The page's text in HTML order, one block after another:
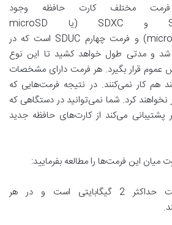
طور کلی 4 فرمت مختلف کارت حافظه وجود
دارد SD ،SDHC و SDXC (یا microSD
,microSDHC و microSDXC) و فرمت چهارم SDUC است که در
2018 معرفی شد و مدتی طول خواهد کشید تا این نوع
عموم قرار بگیرد. هر فرمت دارای مشخصات
هم کار نمی‌کنند. در نتیجه فرمت‌هایی که
نخواهند کرد. شما نمی‌توانید در دستگاهی که
پشتیبانی می‌کند از کارت‌های حافظه جدید
میان این فرمت‌ها را مطالعه بفرمایید:
microSD: دارای ظرفیت حداکثر 2 گیگابایتی است و در هر